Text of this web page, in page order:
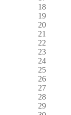
18
19
20
21
22
23
24
25
26
27
28
29